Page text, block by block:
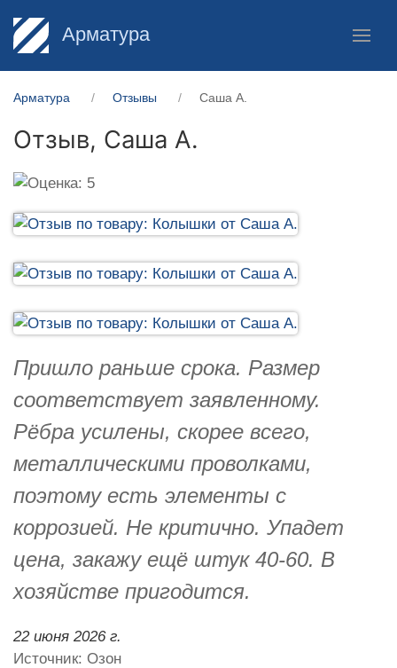
Арматура
Арматура Отзывы Саша А.
Отзыв, Саша А.
Пришло раньше срока. Размер
соответствует заявленному.
Рёбра усилены, скорее всего,
металлическими проволками,
поэтому есть элементы с
коррозией. Не критично. Упадет
цена, закажу ещё штук 40-60. В
хозяйстве пригодится.
22 июня 2026 г.
Источник: Озон